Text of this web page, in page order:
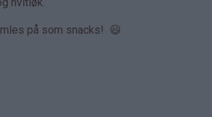
på som snacks! 😃